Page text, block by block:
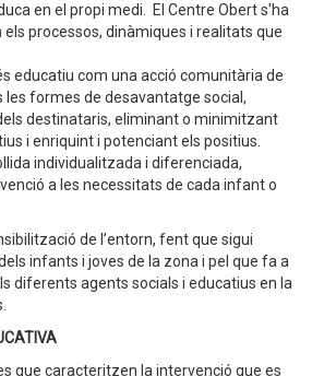
en el propi medi. El Centre Obert s'ha
processos, dinàmiques i realitats que
educatiu com una acció comunitària de
les formes de desavantatge social,
destinataris, eliminant o minimitzant
i enriquint i potenciant els positius.
individualitzada i diferenciada,
a les necessitats de cada infant o
de l’entorn, fent que sigui
infants i joves de la zona i pel que fa a
diferents agents socials i educatius en la
que caracteritzen la intervenció que es